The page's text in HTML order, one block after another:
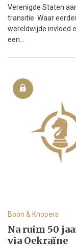
Verenigde Staten
transitie. Waar
wereldwijde invloed
een...
Boon & Knopers
Na ruim 50
via Oekraïne